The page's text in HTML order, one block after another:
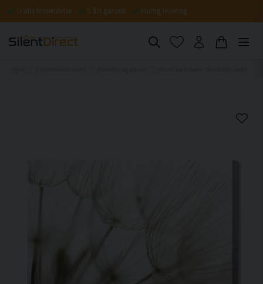
Gratis forsendelse 5 års garanti Hurtig levering